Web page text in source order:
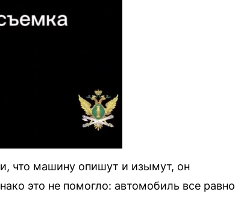
что машину опишут и изымут, он
это не помогло: автомобиль все равно